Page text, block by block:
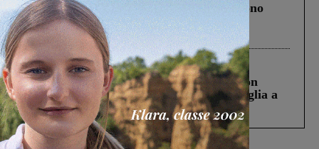
Un anno fa la strage in A1 in cui morirono
Gianni, Giulia e Franco. Lo schianto, il
processo, lo stop ai sorpassi fra tir....
Cronaca 3 Agosto 2026
Scomparso da una struttura di Castiglion
Fiorentino l’uomo che aveva ucciso la figlia a
Levane nel 2020